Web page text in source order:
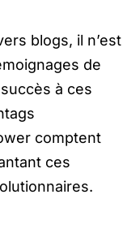
blogs, il n’est
de
à ces
comptent
ces